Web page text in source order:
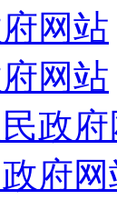
网站
网站
政
府网